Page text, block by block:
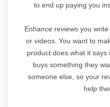
to end up paying you
Enhance reviews you
or videos. You want to
product does what it
buys something they
someone else, so your
help